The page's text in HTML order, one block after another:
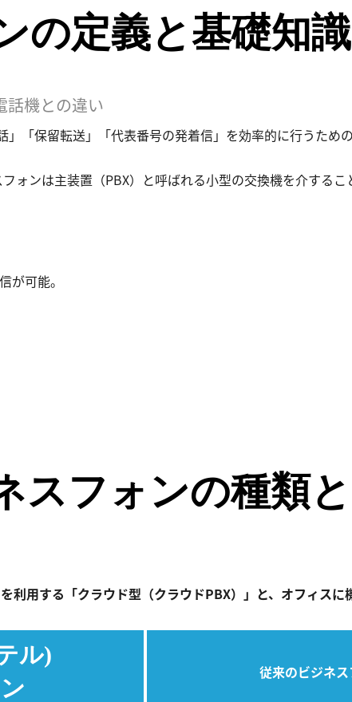
の定義と基礎知識
話機との違い
「保留転送」「代表番号の発着信」を効率的に行うため
ォンは主装置（PBX）と呼ばれる小型の交換機を介する
が可能。
スフォンの種類
利用する「クラウド型（クラウドPBX）」と、オフィスに
ル)
従来のビジネ